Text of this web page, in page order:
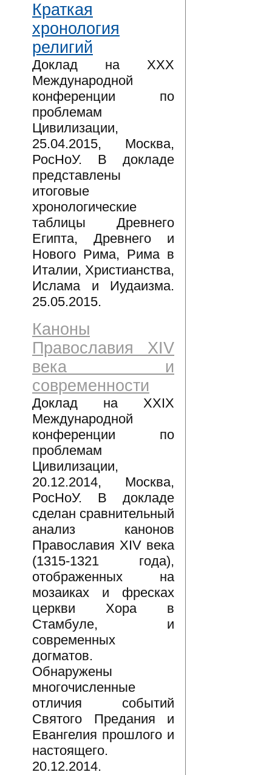
Краткая
хронология
религий
Доклад на XXX
Международной
конференции по
проблемам
Цивилизации,
25.04.2015, Москва,
РосНоУ. В докладе
представлены
итоговые
хронологические
таблицы Древнего
Египта, Древнего и
Нового Рима, Рима в
Италии, Христианства,
Ислама и Иудаизма.
25.05.2015.
Каноны
Православия XIV
века и
современности
Доклад на XXIX
Международной
конференции по
проблемам
Цивилизации,
20.12.2014, Москва,
РосНоУ. В докладе
сделан сравнительный
анализ канонов
Православия XIV века
(1315-1321 года),
отображенных на
мозаиках и фресках
церкви Хора в
Стамбуле, и
современных
догматов.
Обнаружены
многочисленные
отличия событий
Святого Предания и
Евангелия прошлого и
настоящего.
20.12.2014.